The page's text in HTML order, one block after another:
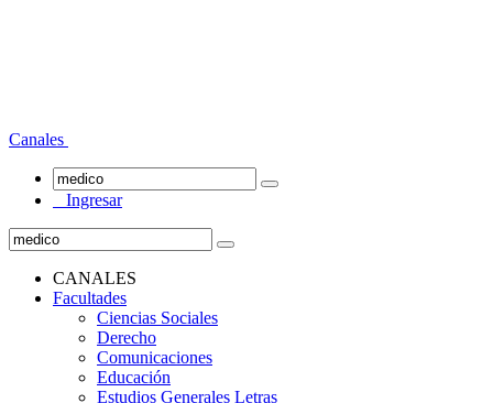
Canales
Ingresar
CANALES
Facultades
Ciencias Sociales
Derecho
Comunicaciones
Educación
Estudios Generales Letras